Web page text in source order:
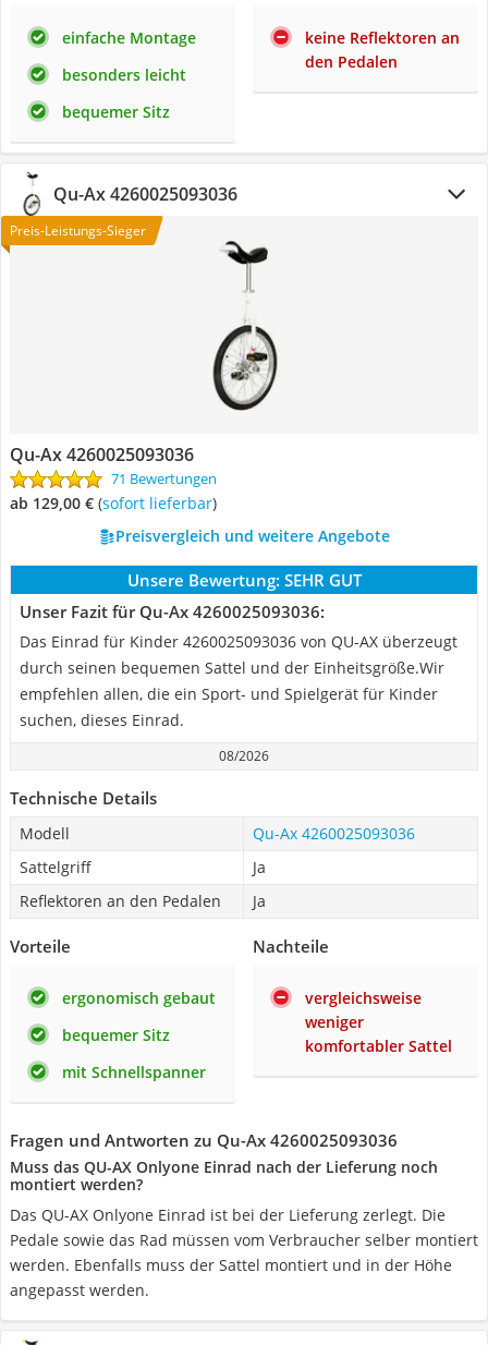
einfache Montage
besonders leicht
bequemer Sitz
keine Reflektoren an
den Pedalen
Qu-Ax 4260025093036
Preis-Leistungs-Sieger
Qu-Ax 4260025093036
71 Bewertungen
ab 129,00 € ( Sofort lieferbar)
Preisvergleich und weitere Angebote
Unsere Bewertung: SEHR GUT
Unser Fazit für Qu-Ax 4260025093036:
Das Einrad für Kinder 4260025093036 von ‎QU-AX überzeugt
durch seinen bequemen Sattel und der Einheitsgröße.Wir
empfehlen allen, die ein Sport- und Spielgerät für Kinder
suchen, dieses Einrad.
08/2026
Technische Details
Modell
Qu-Ax 4260025093036
Sattelgriff
Ja
Reflektoren an den Pedalen
Ja
Vorteile
ergonomisch gebaut
bequemer Sitz
mit Schnellspanner
Nachteile
vergleichsweise
weniger
komfortabler Sattel
Fragen und Antworten zu Qu-Ax 4260025093036
Muss das QU-AX Onlyone Einrad nach der Lieferung noch
montiert werden?
Das QU-AX Onlyone Einrad ist bei der Lieferung zerlegt. Die
Pedale sowie das Rad müssen vom Verbraucher selber montiert
werden. Ebenfalls muss der Sattel montiert und in der Höhe
angepasst werden.